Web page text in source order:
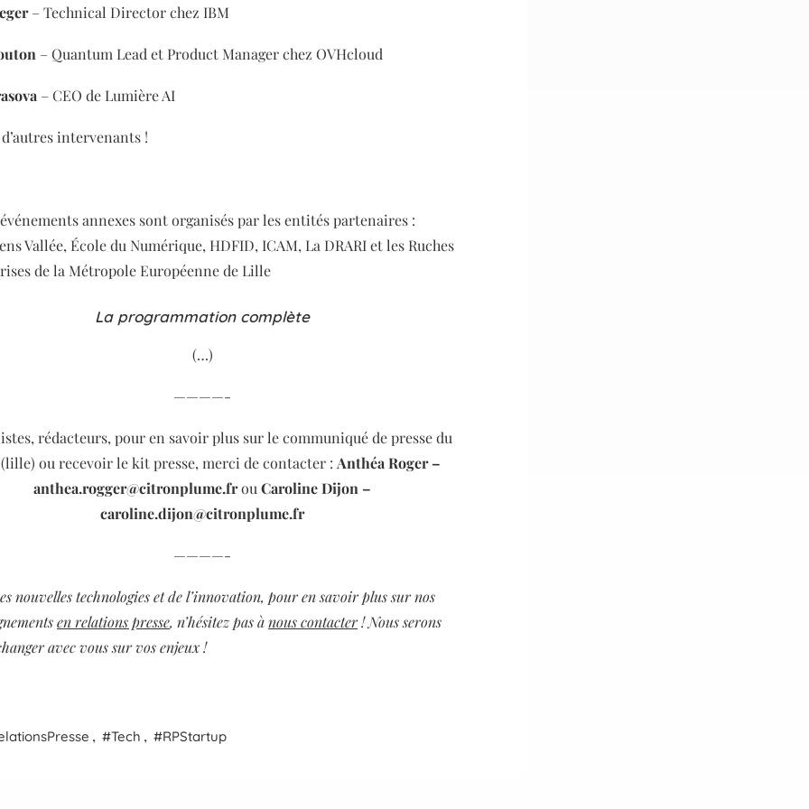
–Technical Director chez IBM
– Quantum Lead et Product Manager chez OVHcloud
– CEO de Lumière AI
intervenants !
annexes sont organisés par les entités partenaires :
Vallée, École du Numérique, HDFID, ICAM, La DRARI et les Ruches
de la Métropole Européenne de Lille
La programmation complète
(…)
————-
rédacteurs, pour en savoir plus sur le communiqué de presse du
ou recevoir le kit presse,merci de contacter : Anthéa Roger –
anthea.rogger@citronplume.frouCaroline Dijon –
caroline.dijon@citronplume.fr
————-
nouvelles technologies et de l’innovation, pour en savoir plus sur nos
en relations presse, n’hésitez pas ànous contacter! Nous serons
avec vous sur vos enjeux !
Presse , Tech , RPStartup